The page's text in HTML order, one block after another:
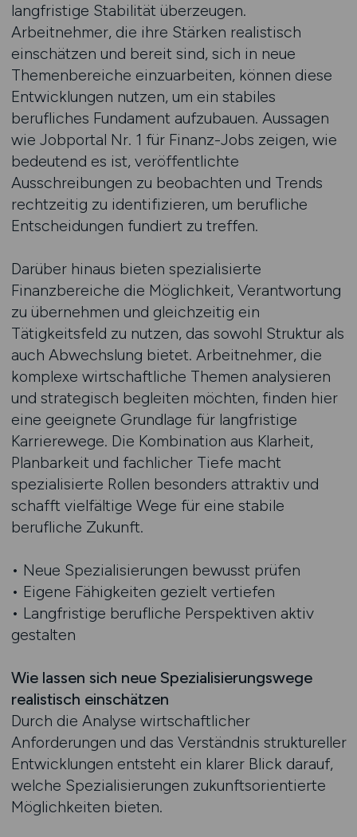
langfristige Stabilität überzeugen.
Arbeitnehmer, die ihre Stärken realistisch
einschätzen und bereit sind, sich in neue
Themenbereiche einzuarbeiten, können diese
Entwicklungen nutzen, um ein stabiles
berufliches Fundament aufzubauen. Aussagen
wie Jobportal Nr. 1 für Finanz-Jobs zeigen, wie
bedeutend es ist, veröffentlichte
Ausschreibungen zu beobachten und Trends
rechtzeitig zu identifizieren, um berufliche
Entscheidungen fundiert zu treffen.
Darüber hinaus bieten spezialisierte
Finanzbereiche die Möglichkeit, Verantwortung
zu übernehmen und gleichzeitig ein
Tätigkeitsfeld zu nutzen, das sowohl Struktur als
auch Abwechslung bietet. Arbeitnehmer, die
komplexe wirtschaftliche Themen analysieren
und strategisch begleiten möchten, finden hier
eine geeignete Grundlage für langfristige
Karrierewege. Die Kombination aus Klarheit,
Planbarkeit und fachlicher Tiefe macht
spezialisierte Rollen besonders attraktiv und
schafft vielfältige Wege für eine stabile
berufliche Zukunft.
• Neue Spezialisierungen bewusst prüfen
• Eigene Fähigkeiten gezielt vertiefen
• Langfristige berufliche Perspektiven aktiv
gestalten
Wie lassen sich neue Spezialisierungswege
realistisch einschätzen
Durch die Analyse wirtschaftlicher
Anforderungen und das Verständnis struktureller
Entwicklungen entsteht ein klarer Blick darauf,
welche Spezialisierungen zukunftsorientierte
Möglichkeiten bieten.